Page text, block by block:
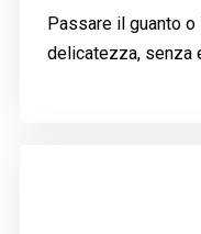
Passare il guanto
delicatezza, senza